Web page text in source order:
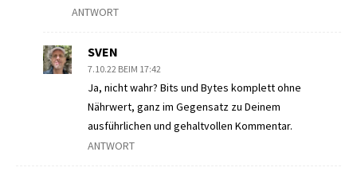
ANTWORT
SVEN
7.10.22 BEIM 17:42
Ja, nicht wahr? Bits und Bytes komplett ohne
Nährwert, ganz im Gegensatz zu Deinem
ausführlichen und gehaltvollen Kommentar.
ANTWORT